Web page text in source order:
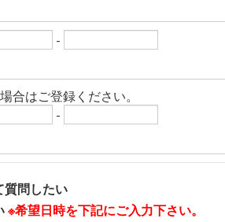
-
合はご登録ください。
-
質問したい
※希望日時を下記にご入力下さい。